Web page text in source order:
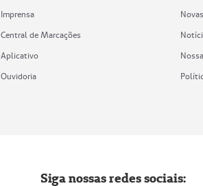
Imprensa
Central de Marcações
Aplicativo
Ouvidoria
Siga nossas redes sociais: